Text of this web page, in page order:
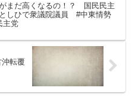
まだ高くなるの！？ 国民民主
しひで衆議院議員 #中東情勢
主党
転覆